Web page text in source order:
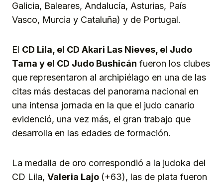
Galicia, Baleares, Andalucía, Asturias, País
Vasco, Murcia y Cataluña) y de Portugal.
El CD Lila, el CD Akari Las Nieves, el Judo
Tama y el CD Judo Bushicán fueron los clubes
que representaron al archipiélago en una de las
citas más destacas del panorama nacional en
una intensa jornada en la que el judo canario
evidenció, una vez más, el gran trabajo que
desarrolla en las edades de formación.
La medalla de oro correspondió a la judoka del
CD Lila, Valeria Lajo (+63), las de plata fueron